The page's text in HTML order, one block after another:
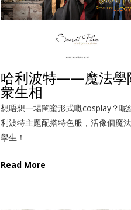
哈利波特——魔法學
衆生相
想唔想一場閨蜜形式嘅cosplay？呢
利波特主題配搭特色服，活像個魔
學生！
Read More